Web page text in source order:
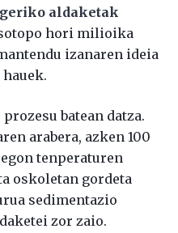
aldaketak
hori milioika
izanaren ideia
batean datza.
arabera, azken 100
tenperaturen
oskoletan gordeta
sedimentazio
zor zaio.